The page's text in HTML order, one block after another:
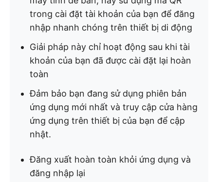
trong cài đặt tài khoản của bạn để đăng
nhập nhanh chóng trên thiết bị di động
Giải pháp này chỉ hoạt động sau khi tài
khoản của bạn đã được cài đặt lại hoàn
toàn
Đảm bảo bạn đang sử dụng phiên bản
ứng dụng mới nhất và truy cập cửa hàng
ứng dụng trên thiết bị của bạn để cập
nhật.
Đăng xuất hoàn toàn khỏi ứng dụng và
đăng nhập lại